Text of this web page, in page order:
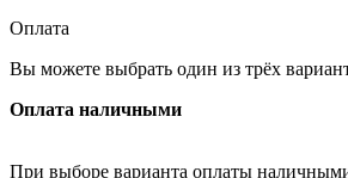
Оплата
Вы можете выбрать один из трёх
Оплата наличными
При выборе варианта оплаты